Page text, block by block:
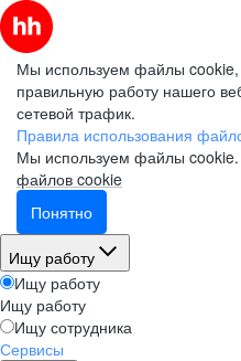
Мы используем файлы cookie,
правильную работу нашего
сетевой трафик.
Правила использования
Мы используем файлы cookie.
файлов cookie
Понятно
Ищу работу
Ищу работу
Ищу работу
Ищу сотрудника
Сервисы